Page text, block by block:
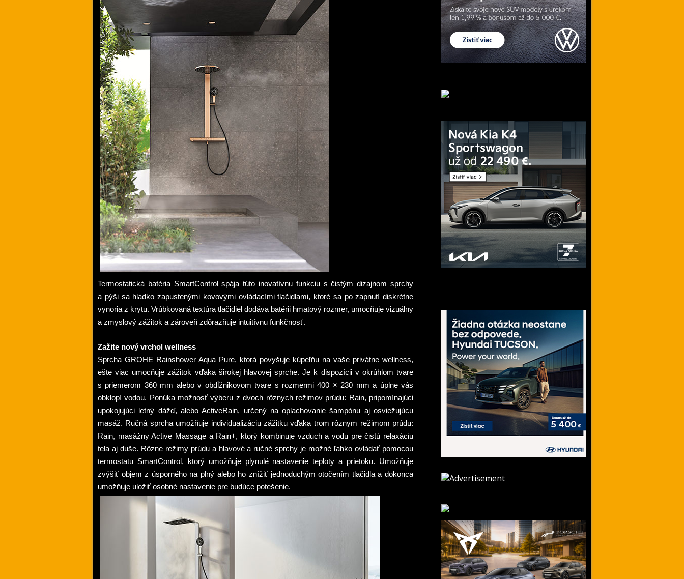
Termostatická batéria SmartControl spája túto inovatívnu funkciu s čistým dizajnom sprchy
a pýši sa hladko zapustenými kovovými ovládacími tlačidlami, ktoré sa po zapnutí diskrétne
vynoria z krytu. Vrúbkovaná textúra tlačidiel dodáva batérii hmatový rozmer, umocňuje vizuálny
a zmyslový zážitok a zároveň zdôrazňuje intuitívnu funkčnosť.
Zažite nový vrchol wellness
Sprcha GROHE Rainshower Aqua Pure, ktorá povyšuje kúpeľňu na vaše privátne wellness,
ešte viac umocňuje zážitok vďaka širokej hlavovej sprche. Je k dispozícii v okrúhlom tvare
s priemerom 360 mm alebo v obdĺžnikovom tvare s rozmermi 400 × 230 mm a úplne vás
obklopí vodou. Ponúka možnosť výberu z dvoch rôznych režimov prúdu: Rain, pripomínajúci
upokojujúci letný dážď, alebo ActiveRain, určený na oplachovanie šampónu aj osviežujúcu
masáž. Ručná sprcha umožňuje individualizáciu zážitku vďaka trom rôznym režimom prúdu:
Rain, masážny Active Massage a Rain+, ktorý kombinuje vzduch a vodu pre čistú relaxáciu
tela aj duše. Rôzne režimy prúdu a hlavové a ručné sprchy je možné ľahko ovládať pomocou
termostatu SmartControl, ktorý umožňuje plynulé nastavenie teploty a prietoku. Umožňuje
zvýšiť objem z úsporného na plný alebo ho znížiť jednoduchým otočením tlačidla a dokonca
umožňuje uložiť osobné nastavenie pre budúce potešenie.